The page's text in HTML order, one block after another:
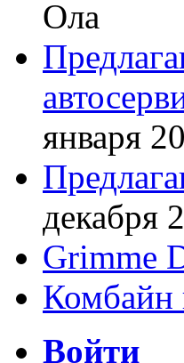
Ола
января
декабря
Grimme
Комбайн
Войти